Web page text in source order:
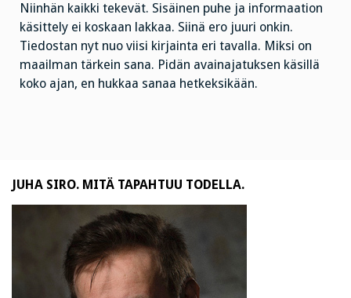
Niinhän kaikki tekevät. Sisäinen puhe ja informaation
käsittely ei koskaan lakkaa. Siinä ero juuri onkin.
Tiedostan nyt nuo viisi kirjainta eri tavalla. Miksi on
maailman tärkein sana. Pidän avainajatuksen käsillä
koko ajan, en hukkaa sanaa hetkeksikään.
JUHA SIRO. MITÄ TAPAHTUU TODELLA.